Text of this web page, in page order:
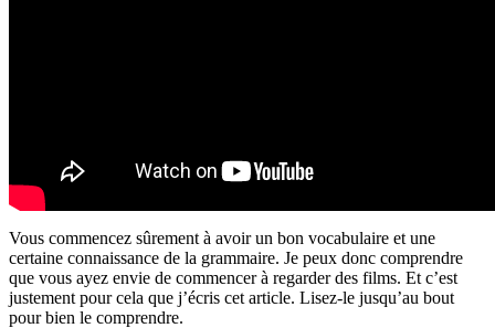
Vous commencez sûrement à avoir un bon vocabulaire et une
certaine connaissance de la grammaire. Je peux donc comprendre
que vous ayez envie de commencer à regarder des films. Et c’est
justement pour cela que j’écris cet article. Lisez-le jusqu’au bout
pour bien le comprendre.